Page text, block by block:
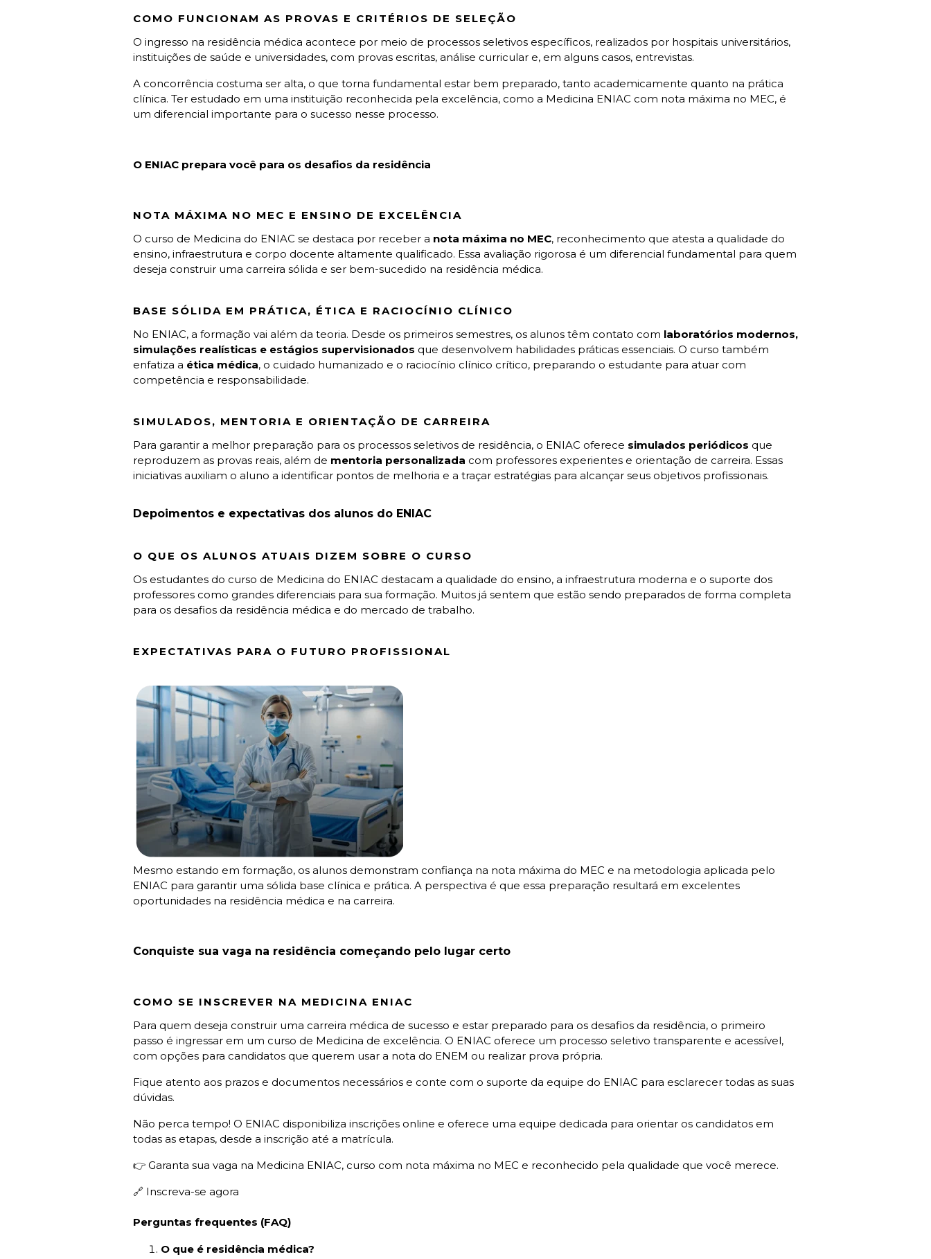
COMO FUNCIONAM AS PROVAS E CRITÉRIOS DE SELEÇÃO
O ingresso na residência médica acontece por meio de processos seletivos específicos, realizados por hospitais universitários,
instituições de saúde e universidades, com provas escritas, análise curricular e, em alguns casos, entrevistas.
A concorrência costuma ser alta, o que torna fundamental estar bem preparado, tanto academicamente quanto na prática
clínica. Ter estudado em uma instituição reconhecida pela excelência, como a Medicina ENIAC com nota máxima no MEC, é
um diferencial importante para o sucesso nesse processo.
O ENIAC prepara você para os desafios da residência
NOTA MÁXIMA NO MEC E ENSINO DE EXCELÊNCIA
O curso de Medicina do ENIAC se destaca por receber a nota máxima no MEC, reconhecimento que atesta a qualidade do
ensino, infraestrutura e corpo docente altamente qualificado. Essa avaliação rigorosa é um diferencial fundamental para quem
deseja construir uma carreira sólida e ser bem-sucedido na residência médica.
BASE SÓLIDA EM PRÁTICA, ÉTICA E RACIOCÍNIO CLÍNICO
No ENIAC, a formação vai além da teoria. Desde os primeiros semestres, os alunos têm contato com laboratórios modernos,
simulações realísticas e estágios supervisionados que desenvolvem habilidades práticas essenciais. O curso também
enfatiza a ética médica, o cuidado humanizado e o raciocínio clínico crítico, preparando o estudante para atuar com
competência e responsabilidade.
SIMULADOS, MENTORIA E ORIENTAÇÃO DE CARREIRA
Para garantir a melhor preparação para os processos seletivos de residência, o ENIAC oferece simulados periódicos que
reproduzem as provas reais, além de mentoria personalizada com professores experientes e orientação de carreira. Essas
iniciativas auxiliam o aluno a identificar pontos de melhoria e a traçar estratégias para alcançar seus objetivos profissionais.
Depoimentos e expectativas dos alunos do ENIAC
O QUE OS ALUNOS ATUAIS DIZEM SOBRE O CURSO
Os estudantes do curso de Medicina do ENIAC destacam a qualidade do ensino, a infraestrutura moderna e o suporte dos
professores como grandes diferenciais para sua formação. Muitos já sentem que estão sendo preparados de forma completa
para os desafios da residência médica e do mercado de trabalho.
EXPECTATIVAS PARA O FUTURO PROFISSIONAL
Mesmo estando em formação, os alunos demonstram confiança na nota máxima do MEC e na metodologia aplicada pelo
ENIAC para garantir uma sólida base clínica e prática. A perspectiva é que essa preparação resultará em excelentes
oportunidades na residência médica e na carreira.
Conquiste sua vaga na residência começando pelo lugar certo
COMO SE INSCREVER NA MEDICINA ENIAC
Para quem deseja construir uma carreira médica de sucesso e estar preparado para os desafios da residência, o primeiro
passo é ingressar em um curso de Medicina de excelência. O ENIAC oferece um processo seletivo transparente e acessível,
com opções para candidatos que querem usar a nota do ENEM ou realizar prova própria.
Fique atento aos prazos e documentos necessários e conte com o suporte da equipe do ENIAC para esclarecer todas as suas
dúvidas.
Não perca tempo! O ENIAC disponibiliza inscrições online e oferece uma equipe dedicada para orientar os candidatos em
todas as etapas, desde a inscrição até a matrícula.
👉 Garanta sua vaga na Medicina ENIAC, curso com nota máxima no MEC e reconhecido pela qualidade que você merece.
🔗 Inscreva-se agora
Perguntas frequentes (FAQ)
O que é residência médica?